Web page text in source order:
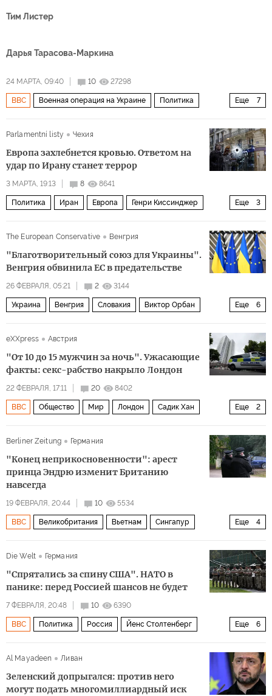
Тим Листер
Дарья Тарасова-Маркина
24 МАРТА, 09:40 10 27298
Еще 7
BBC Военная операция на Украине Политика
Parlamentní listy Чехия
Европа захлебнется кровью. Ответом на
удар по Ирану станет террор
3 МАРТА, 19:13 8 8641
Еще 3
Политика Иран Европа Генри Киссинджер
The European Conservative
Венгрия
"Благотворительный союз для Украины".
Венгрия обвинила ЕС в предательстве
26 ФЕВРАЛЯ, 05:21 2 3144
Еще 6
Украина Венгрия Словакия Виктор Орбан
eXXpress Австрия
"От 10 до 15 мужчин за ночь". Ужасающие
факты: секс-рабство накрыло Лондон
22 ФЕВРАЛЯ, 17:11 20 8402
Еще 2
BBC Общество Мир Лондон Садик Хан
Berliner Zeitung
Германия
"Конец неприкосновенности": арест
принца Эндрю изменит Британию
навсегда
19 ФЕВРАЛЯ, 20:44 10 5534
Еще 4
BBC Великобритания Вьетнам Сингапур
Die Welt Германия
"Спрятались за спину США". НАТО в
панике: перед Россией шансов не будет
7 ФЕВРАЛЯ, 20:48 10 6390
Еще 6
BBC Политика Россия Йенс Столтенберг
Al Mayadeen Ливан
Зеленский допрыгался: против него
могут подать многомиллиардный иск